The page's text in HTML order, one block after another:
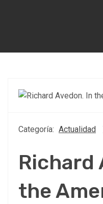
Categoría: Actualidad
Richard
the